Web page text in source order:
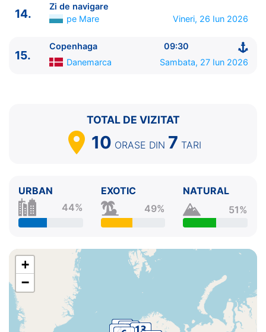
14.
Zi de navigare
pe Mare
Vineri, 26 Iun 2026
15.
Copenhaga
09:30
Danemarca
Sambata, 27 Iun 2026
TOTAL DE VIZITAT
10 ORASE DIN 7 TARI
URBAN
44%
EXOTIC
49%
NATURAL
51%
+
−